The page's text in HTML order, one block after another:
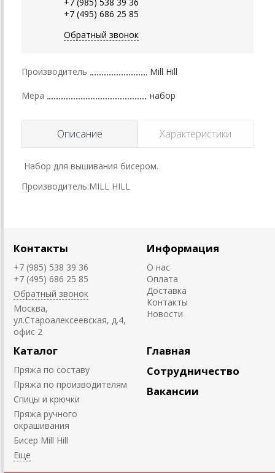
+7 (495) 686 25 85
Обратный звонок
Производитель Mill Hill
Мера набор
Описание Характеристики
Набор для вышивания бисером.
Производитель:MILL HILL
Контакты
+7 (985) 538 39 36
+7 (495) 686 25 85
Обратный звонок
Москва,
ул.Староалексеевская, д.4,
офис 2
Информация
О нас
Оплата
Доставка
Контакты
Новости
Каталог
Пряжа по составу
Пряжа по производителям
Спицы и крючки
Пряжа ручного
окрашивания
Биcер Mill Hill
Главная
Сотрудничество
Вакансии